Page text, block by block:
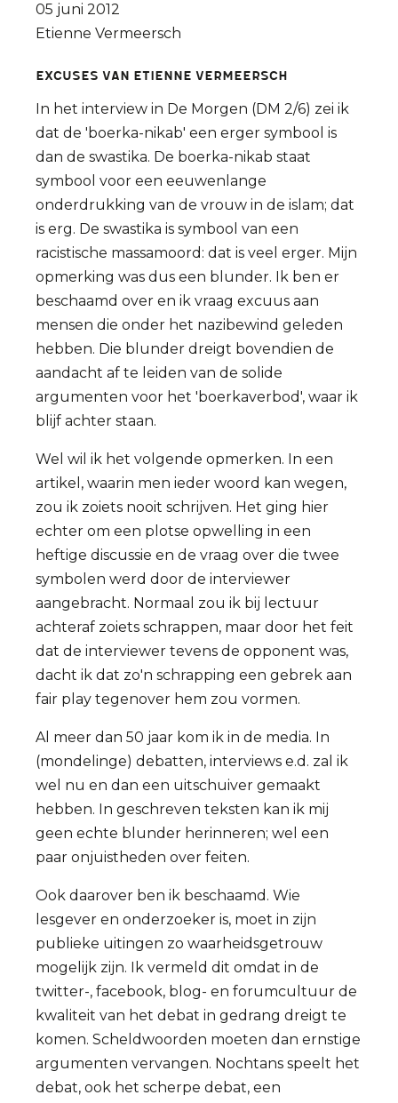
05 juni 2012
Etienne Vermeersch
Excuses van Etienne Vermeersch
In het interview in De Morgen (DM 2/6) zei ik
dat de 'boerka-nikab' een erger symbool is
dan de swastika. De boerka-nikab staat
symbool voor een eeuwenlange
onderdrukking van de vrouw in de islam; dat
is erg. De swastika is symbool van een
racistische massamoord: dat is veel erger. Mijn
opmerking was dus een blunder. Ik ben er
beschaamd over en ik vraag excuus aan
mensen die onder het nazibewind geleden
hebben. Die blunder dreigt bovendien de
aandacht af te leiden van de solide
argumenten voor het 'boerkaverbod', waar ik
blijf achter staan.
Wel wil ik het volgende opmerken. In een
artikel, waarin men ieder woord kan wegen,
zou ik zoiets nooit schrijven. Het ging hier
echter om een plotse opwelling in een
heftige discussie en de vraag over die twee
symbolen werd door de interviewer
aangebracht. Normaal zou ik bij lectuur
achteraf zoiets schrappen, maar door het feit
dat de interviewer tevens de opponent was,
dacht ik dat zo'n schrapping een gebrek aan
fair play tegenover hem zou vormen.
Al meer dan 50 jaar kom ik in de media. In
(mondelinge) debatten, interviews e.d. zal ik
wel nu en dan een uitschuiver gemaakt
hebben. In geschreven teksten kan ik mij
geen echte blunder herinneren; wel een
paar onjuistheden over feiten.
Ook daarover ben ik beschaamd. Wie
lesgever en onderzoeker is, moet in zijn
publieke uitingen zo waarheidsgetrouw
mogelijk zijn. Ik vermeld dit omdat in de
twitter-, facebook, blog- en forumcultuur de
kwaliteit van het debat in gedrang dreigt te
komen. Scheldwoorden moeten dan ernstige
argumenten vervangen. Nochtans speelt het
debat, ook het scherpe debat, een